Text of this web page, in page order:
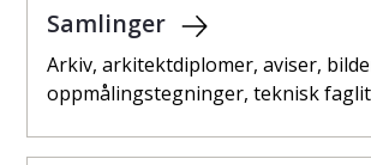
Samlinger
Arkiv, arkitektdiplomer, aviser,
oppmålingstegninger, teknisk